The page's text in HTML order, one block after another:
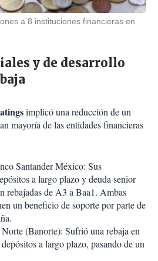
a 8 instituciones financieras en
y de desarrollo
implicó una reducción de un
mayoría de las entidades financieras
Santander México: Sus
a largo plazo y deuda senior
rebajadas de A3 a Baa1. Ambas
un beneficio de soporte por parte de
(Banorte): Sufrió una rebaja en
a largo plazo, pasando de un